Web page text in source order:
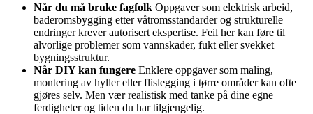
Når du må bruke fagfolk Oppgaver som elektrisk arbeid,
baderomsbygging etter våtromsstandarder og strukturelle
endringer krever autorisert ekspertise. Feil her kan føre til
alvorlige problemer som vannskader, fukt eller svekket
bygningsstruktur.
Når DIY kan fungere Enklere oppgaver som maling,
montering av hyller eller flislegging i tørre områder kan ofte
gjøres selv. Men vær realistisk med tanke på dine egne
ferdigheter og tiden du har tilgjengelig.